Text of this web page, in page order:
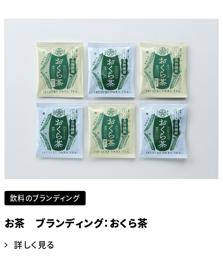
飲料のブランディング
お茶 ブランディング：おくら茶
詳しく見る